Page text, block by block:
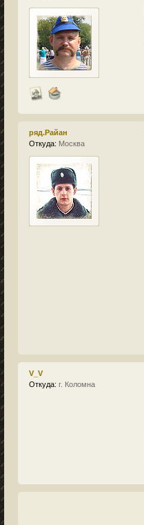
ряд.Райан
Откуда: Москва
V_V
Откуда: г. Коломна